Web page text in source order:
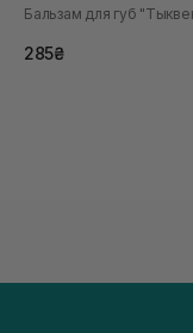
285₴